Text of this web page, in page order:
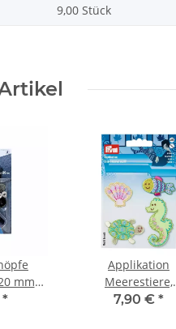
9,00 Stück
mm
*
Applikation
Meerestiere,
selbstklebend
7,90 € *